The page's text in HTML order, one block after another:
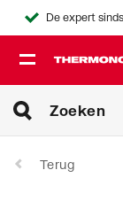
De expert
Terug